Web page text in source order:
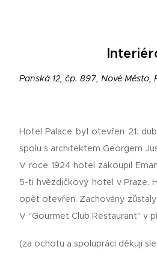
Panská 12, čp. 897, Nové Město,
Hotel Palace byl otevřen 21.
spolu s architektem Georgem
V roce 1924 hotel zakoupil
5-ti hvězdičkový hotel v Praze.
opět otevřen. Zachovány
V "Gourmet Club Restaurant" v
(za ochotu a spolupráci děkuji